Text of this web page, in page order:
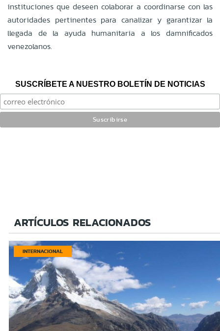
instituciones que deseen colaborar a coordinarse con las
autoridades pertinentes para canalizar y garantizar la
llegada de la ayuda humanitaria a los damnificados
venezolanos.
SUSCRÍBETE A NUESTRO BOLETÍN DE NOTICIAS
ARTÍCULOS RELACIONADOS
INTERNACIONAL